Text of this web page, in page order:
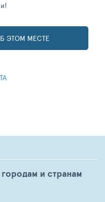
ЭТОМ МЕСТЕ
и странам